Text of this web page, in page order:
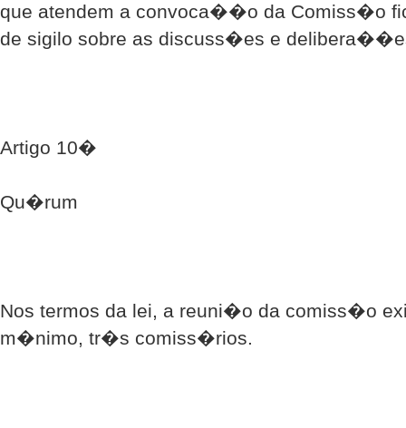
que atendem a convoca��o da Comiss�o
de sigilo sobre as discuss�es e
Artigo 10�
Qu�rum
Nos termos da lei, a reuni�o da comiss�o
m�nimo, tr�s comiss�rios.